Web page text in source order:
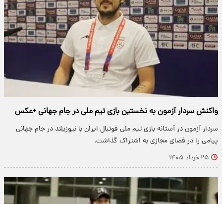
واکنش سردار آزمون به نخستین بازی تیم ملی در جام جهانی +عکس
سردار آزمون در آستانه بازی تیم ملی فوتبال ایران با نیوزیلند در جام جهانی
پیامی را در فضای مجازی به اشتراک گذاشت.
۲۵ خرداد ۱۴۰۵